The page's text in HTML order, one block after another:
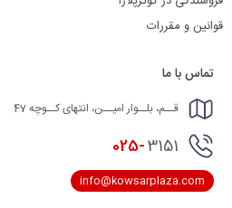
قوانین و مقررات
تماس با ما
قــم، بلــوار امیــن، انتهای کــوچه 47
025-3151
info@kowsarplaza.com